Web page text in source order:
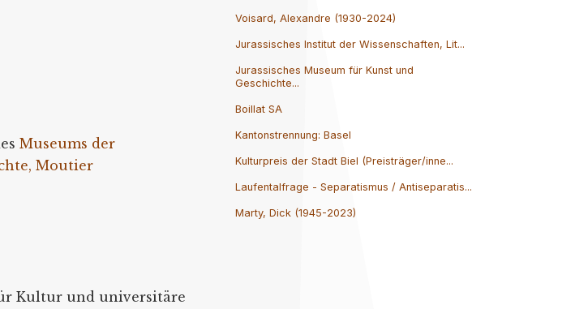
Museums der
Moutier
Kultur und universitäre
Voisard, Alexandre (1930-2024)
Jurassisches Institut der Wissenschaften, Lit...
Jurassisches Museum für Kunst und
Geschichte...
Boillat SA
Kantonstrennung: Basel
Kulturpreis der Stadt Biel (Preisträger/inne...
Laufentalfrage - Separatismus / Antiseparatis...
Marty, Dick (1945-2023)